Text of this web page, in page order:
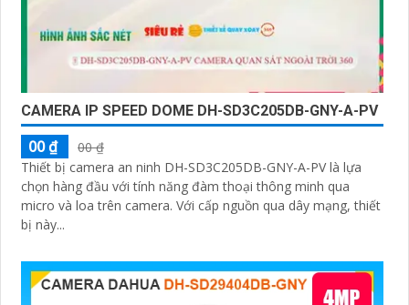
CAMERA IP SPEED DOME DH-SD3C205DB-GNY-A-PV
00 ₫
00 ₫
Thiết bị camera an ninh DH-SD3C205DB-GNY-A-PV là lựa
chọn hàng đầu với tính năng đàm thoại thông minh qua
micro và loa trên camera. Với cấp nguồn qua dây mạng, thiết
bị này...